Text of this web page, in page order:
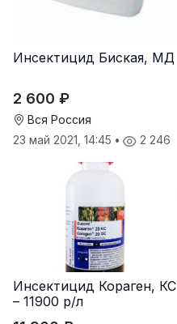
Инсектицид Биская, МД
2 600 ₽
Вся Россия
23 май 2021, 14:45 • 2 246
Инсектицид Кораген, КС
– 11900 р/л